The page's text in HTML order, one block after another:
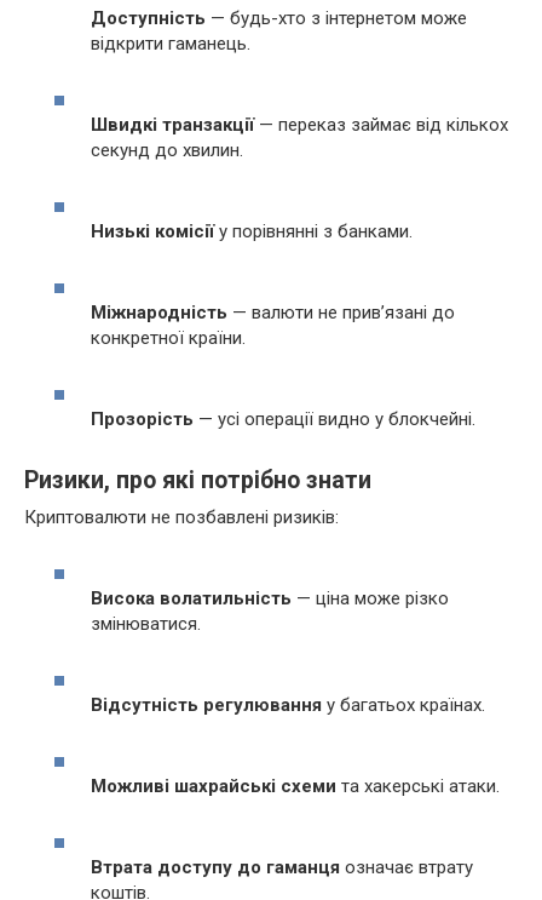
Доступність — будь-хто з інтернетом може
відкрити гаманець.
Швидкі транзакції— переказ займає від кількох
секунд до хвилин.
Низькі комісіїу порівнянні з банками.
Міжнародність — валюти не прив’язані до
конкретної країни.
Прозорість — усі операції видно у блокчейні.
Ризики, про які потрібно знати
Криптовалюти не позбавлені ризиків:
Висока волатильність — ціна може різко
змінюватися.
Відсутність регулювання у багатьох країнах.
Можливі шахрайські схеми та хакерські атаки.
Втрата доступу до гаманця означає втрату
коштів.